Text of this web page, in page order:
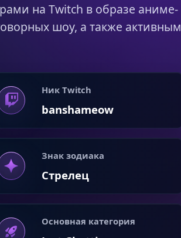
на Twitch в образе аниме-
шоу, а также активным
Ник Twitch
banshameow
Знак зодиака
Стрелец
Основная категория